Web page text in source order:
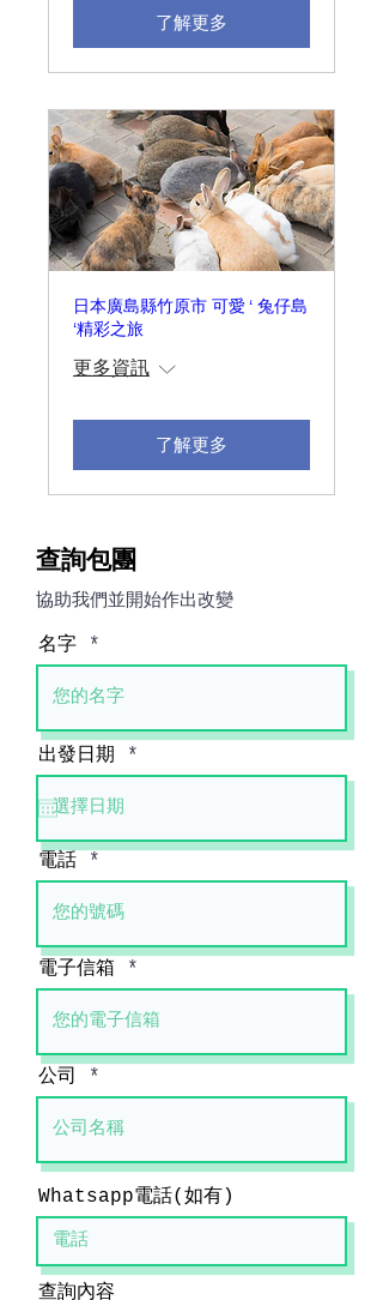
了解更多
日本廣島縣竹原市 可愛 ‘ 兔仔島
‘精彩之旅
更多資訊
了解更多
查詢包團
協助我們並開始作出改變
名字
出發日期 *
e
r
d
電話
電子信箱
公司
Whatsapp電話(如有)
查詢內容